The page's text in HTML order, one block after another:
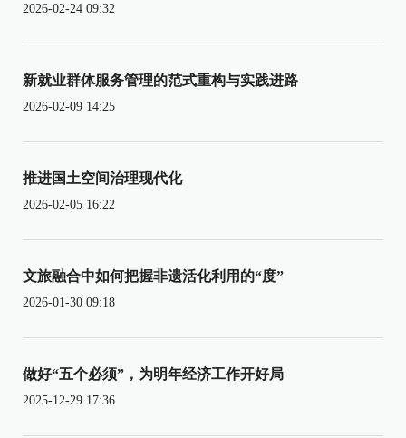
2026-02-24 09:32
新就业群体服务管理的范式重构与实践进路
2026-02-09 14:25
推进国土空间治理现代化
2026-02-05 16:22
文旅融合中如何把握非遗活化利用的“度”
2026-01-30 09:18
做好“五个必须”，为明年经济工作开好局
2025-12-29 17:36